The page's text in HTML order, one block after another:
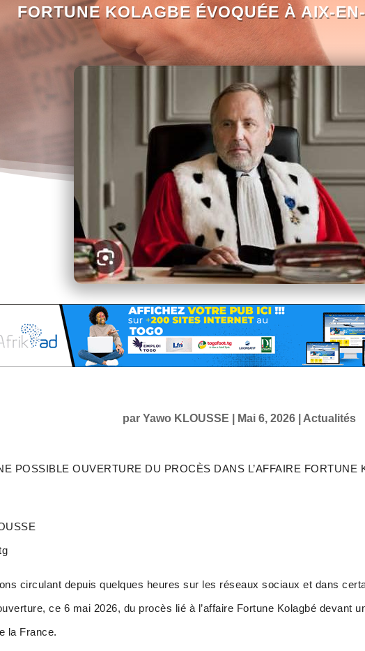
FORTUNE KOLAGBE ÉVOQUÉE À AIX-
par Yawo KLOUSSE Mai 6, 2026| Actualités
POSSIBLE OUVERTURE DU PROCÈS DANS L’AFFAIRE FORTUNE
circulant depuis quelques heures sur les réseaux sociaux et dans
ce 6 mai 2026, du procès lié à l’affaire Fortune Kolagbé devant
la France.